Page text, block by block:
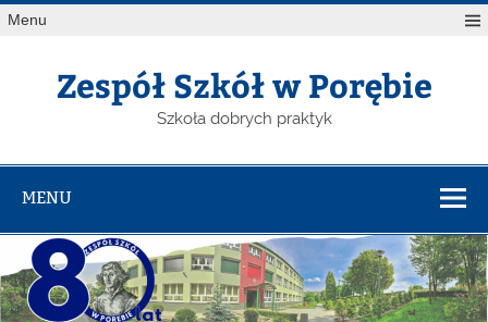
Menu
Zespół Szkół w Porębie
Szkoła dobrych praktyk
MENU